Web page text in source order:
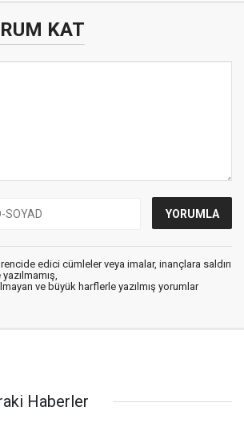
KAT
edici cümleler veya imalar, inançlara saldırı
ve büyük harflerle yazılmış yorumlar
Haberler